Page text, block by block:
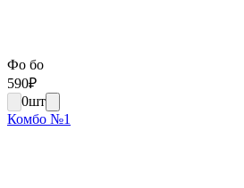
Фо бо
590₽
0шт
Комбо №1